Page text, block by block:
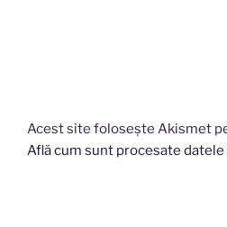
Acest site folosește Akismet
Află cum sunt procesate